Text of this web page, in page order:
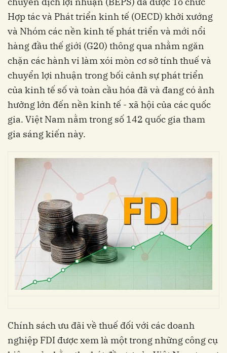
Hợp tác và Phát triển kinh tế (OECD) khởi xướng
và Nhóm các nền kinh tế phát triển và mới nổi
hàng đầu thế giới (G20) thông qua nhằm ngăn
chặn các hành vi làm xói mòn cơ sở tính thuế và
chuyển lợi nhuận trong bối cảnh sự phát triển
của kinh tế số và toàn cầu hóa đã và đang có ảnh
hưởng lớn đến nền kinh tế - xã hội của các quốc
gia. Việt Nam nằm trong số 142 quốc gia tham
gia sáng kiến này.
Chính sách ưu đãi về thuế đối với các doanh
nghiệp FDI được xem là một trong những công cụ